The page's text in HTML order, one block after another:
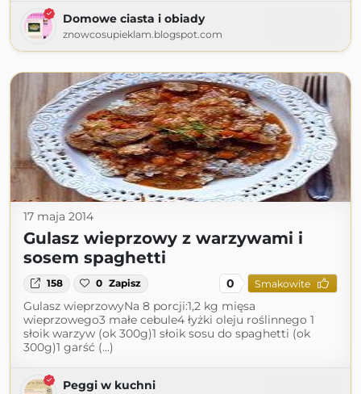
Domowe ciasta i obiady
znowcosupieklam.blogspot.com
17 maja 2014
Gulasz wieprzowy z warzywami i
sosem spaghetti
158 0 Zapisz 0 Smakowite
Gulasz wieprzowyNa 8 porcji:1,2 kg mięsa
wieprzowego3 małe cebule4 łyżki oleju roślinnego 1
słoik warzyw (ok 300g)1 słoik sosu do spaghetti (ok
300g)1 garść (...)
Peggi w kuchni